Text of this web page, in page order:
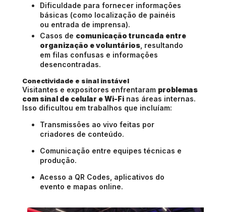
Dificuldade para fornecer informações
básicas (como localização de painéis
ou entrada de imprensa).
Casos de comunicação truncada entre
organização e voluntários , resultando
em filas confusas e informações
desencontradas.
Conectividade e sinal instável
Visitantes e expositores enfrentaram problemas
com sinal de celular e Wi-Fi nas áreas internas.
Isso dificultou em trabalhos que incluíam:
Transmissões ao vivo feitas por
criadores de conteúdo.
Comunicação entre equipes técnicas e
produção.
Acesso a QR Codes, aplicativos do
evento e mapas online.